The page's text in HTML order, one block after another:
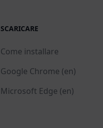
SCARICARE
Come installare
Google Chrome (en)
Microsoft Edge (en)